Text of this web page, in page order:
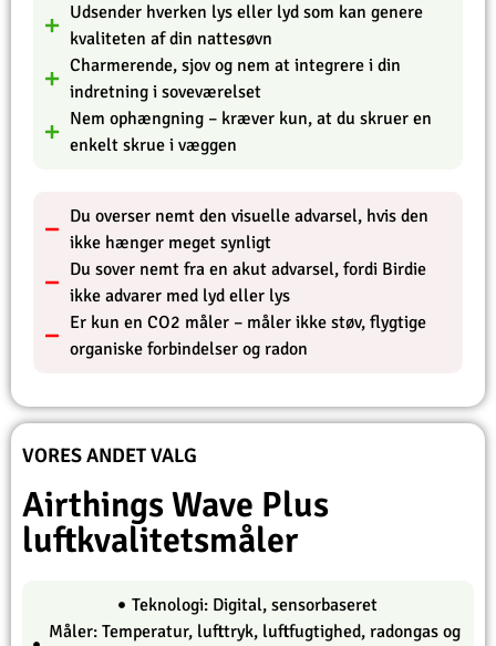
Udsender hverken lys eller lyd som kan genere
kvaliteten af din nattesøvn
Charmerende, sjov og nem at integrere i din
indretning i soveværelset
Nem ophængning – kræver kun, at du skruer en
enkelt skrue i væggen
Du overser nemt den visuelle advarsel, hvis den
ikke hænger meget synligt
Du sover nemt fra en akut advarsel, fordi Birdie
ikke advarer med lyd eller lys
Er kun en CO2 måler – måler ikke støv, flygtige
organiske forbindelser og radon
VORES ANDET VALG
Airthings Wave Plus
luftkvalitetsmåler
Teknologi: Digital, sensorbaseret
Måler: Temperatur, lufttryk, luftfugtighed, radongas og